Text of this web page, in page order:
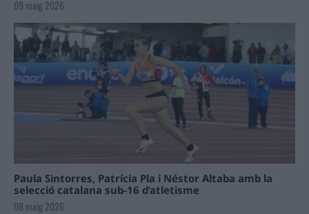
09 maig 2026
Paula Sintorres, Patrícia Pla i Néstor Altaba amb la
selecció catalana sub-16 d’atletisme
08 maig 2026